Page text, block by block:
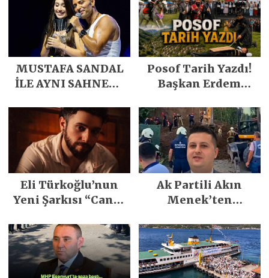
MUSTAFA SANDAL
İLE AYNI SAHNEDE
Posof Tarih Yazdı!
Başkan Erdem
Emeğiyle Son
Yılların En Büyük
Festivali
Gerçekleşti
Eli Türkoğlu’nun
Yeni Şarkısı “Canın
İlgi Gördü!..
Ak Partili Akın
Menek’ten
heyelan sonrası
kritik uyarı